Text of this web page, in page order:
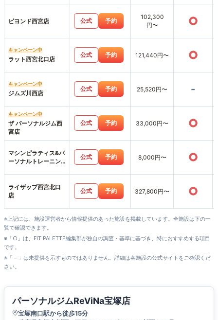
ビヨンド西宮店 公式 予約
102,300
円〜
○
キャンペーン中
ラット西宮北口店
公式 予約 121,440円〜 ○
キャンペーン中
ジムズ川西店
公式 予約 25,520円〜 -
キャンペーン中
ザ パーソナルジム西
宮店
公式 予約 33,000円〜 ○
マシンピラティス&パ
ーソナルトレーニン
公式 予約 8,000円〜 ○
ライザップ西宮北口
店
公式 予約 327,800円〜 ○
※上記には、施設運営者から情報提供のあった施設を掲載しています。全施設は下の一
覧で確認できます。
※「○」は、FIT PALETTE編集部が独自の調査・基準に基づき、特におすすめする項目
です。
※「－」は未提供を示すものではありません。詳細は各施設の公式サイトをご確認くだ
さい。
パーソナルジムReViNa宝塚店
宝塚南口駅から徒歩15分